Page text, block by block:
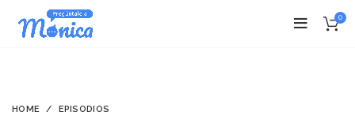
0
HOME EPISODIOS